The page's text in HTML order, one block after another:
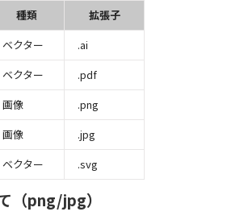
種類
拡張子
ベクター
.ai
ベクター
.pdf
画像
.png
画像
.jpg
ベクター .svg
（png/jpg）